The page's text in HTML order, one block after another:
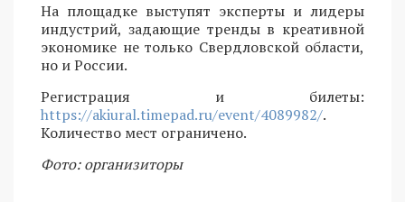
На площадке выступят эксперты и лидеры
индустрий, задающие тренды в креативной
экономике не только Свердловской области,
но и России.
Регистрация и билеты:
https://akiural.timepad.ru/event/4089982/.
Количество мест ограничено.
Фото: организиторы